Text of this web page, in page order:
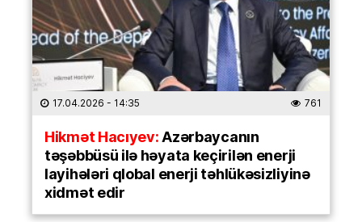
17.04.2026 - 14:35 761
Hikmət Hacıyev:Azərbaycanın
təşəbbüsü ilə həyata keçirilən enerji
layihələri qlobal enerji təhlükəsizliyinə
xidmət edir